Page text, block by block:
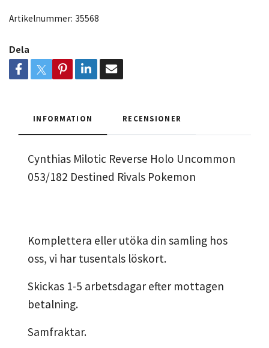
Artikelnummer: 35568
Dela
INFORMATION RECENSIONER
Cynthias Milotic Reverse Holo Uncommon
053/182 Destined Rivals Pokemon
Komplettera eller utöka din samling hos
oss, vi har tusentals löskort.
Skickas 1-5 arbetsdagar efter mottagen
betalning.
Samfraktar.